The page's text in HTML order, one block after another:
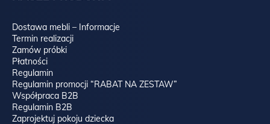
Dostawa mebli – Informacje
Termin realizacji
Zamów próbki
Płatności
Regulamin
Regulamin promocji “RABAT NA ZESTAW”
Współpraca B2B
Regulamin B2B
Zaprojektuj pokoju dziecka